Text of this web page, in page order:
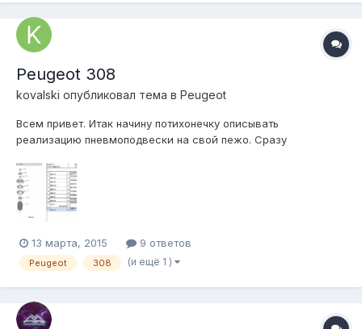
Peugeot 308
kovalski опубликовал тема в Peugeot
Всем привет. Итак начину потихонечку описывать
реализацию пневмоподвески на свой пежо. Сразу
хочется )) Задача: ездить относительно низко и комфортно,
на стоянке лечь на пузо, подняться до околостока что бы
проехать на дачу )) Реализация: Т...
13 марта, 2015 9 ответов
Peugeot 308 (и ещё 1 )